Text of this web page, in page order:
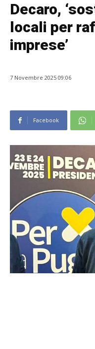
Decaro,
locali per
imprese’
7 Novembre 2025 09:06
Facebook